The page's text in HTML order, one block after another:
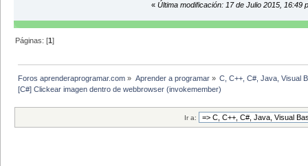
« Última modificación: 17 de Julio 2015, 16:49
Páginas: [1]
Foros aprenderaprogramar.com » Aprender a programar» C, C++, C#, Java, Visual
[C#] Clickear imagen dentro de webbrowser (invokemember)
Ir a: